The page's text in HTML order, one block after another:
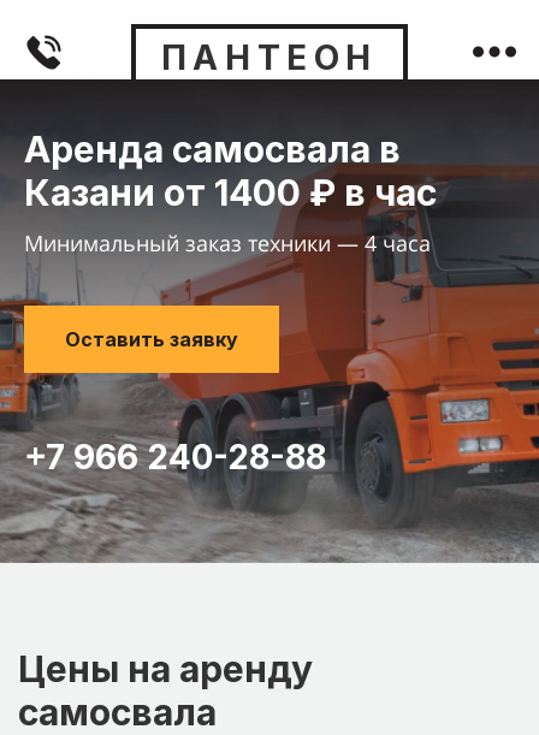
ПАНТЕОН
Аренда самосвала в
Казани от 1400 ₽ в час
Минимальный заказ техники — 4 часа
Оставить заявку
+7 966 240-28-88
Цены на аренду
самосвала